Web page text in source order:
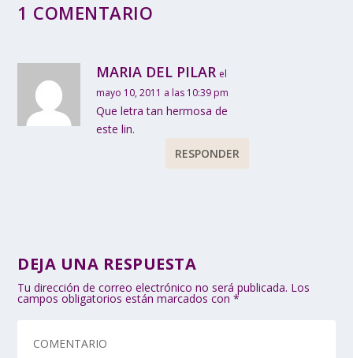
1 COMENTARIO
MARIA DEL PILAR el
mayo 10, 2011 a las 10:39 pm
Que letra tan hermosa de
este lin.
RESPONDER
DEJA UNA RESPUESTA
Tu dirección de correo electrónico no será publicada. Los
campos obligatorios están marcados con*